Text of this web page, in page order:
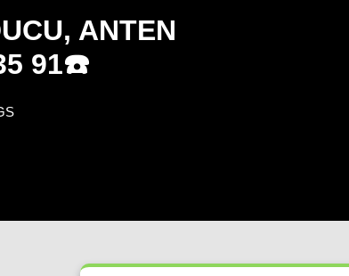
ANTEN
91☎️